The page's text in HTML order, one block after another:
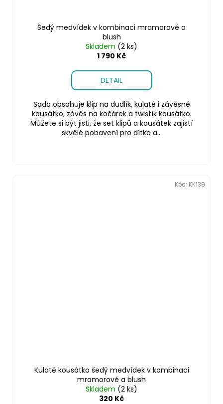
Šedý medvídek v kombinaci mramorové a
blush
Skladem (2 ks)
1 790 Kč
DETAIL
Sada obsahuje klip na dudlík, kulaté i závěsné
kousátko, závěs na kočárek a twistík kousátko.
Můžete si být jisti, že set klipů a kousátek zajistí
skvělé pobavení pro dítko a...
Kulaté kousátko šedý medvídek v kombinaci
mramorové a blush
Skladem (2 ks)
320 Kč
Kód: KK139